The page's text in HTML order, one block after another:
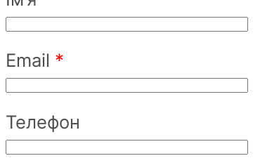
Email *
Телефон